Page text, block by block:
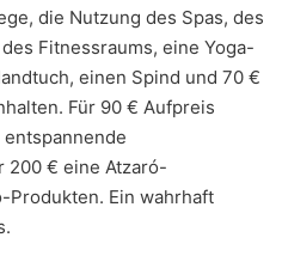
die Nutzung des Spas, des
Fitnessraums, eine Yoga-
einen Spind und 70 €
Für 90 € Aufpreis
200 € eine Atzaró-
Produkten. Ein wahrhaft